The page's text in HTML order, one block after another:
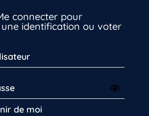
connecter pour
identification ou voter
de moi
pas encore inscrit à Biolit ?
vous dès maintenant